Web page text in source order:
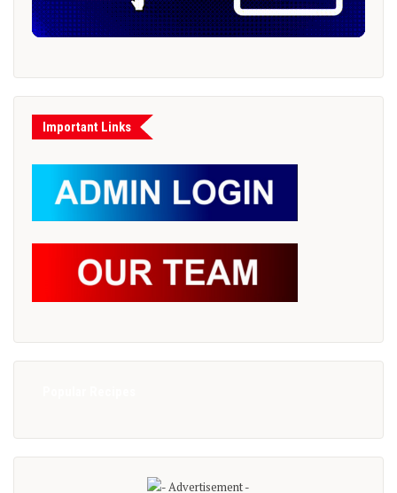
Important Links